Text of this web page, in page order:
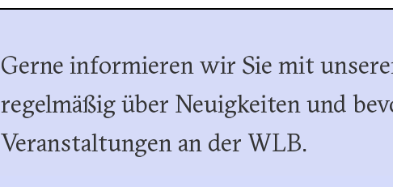
Gerne informieren wir Sie mit
regelmäßig über Neuigkeiten und
Veranstaltungen an der WLB.